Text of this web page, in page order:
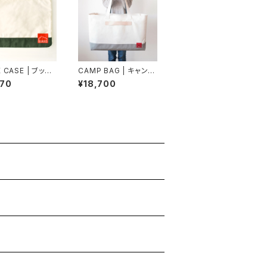
| ブック
生成×モスグリ
ラフィン帆布
CAMP BAG | キャンプ
バッグ（生成×グレー）ビ
ッグトート
¥18,700